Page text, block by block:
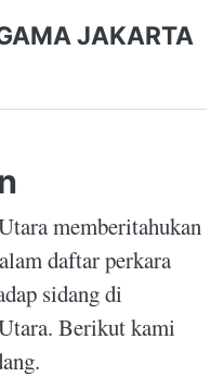
JAKARTA
memberitahukan
daftar perkara
sidang di
Berikut kami